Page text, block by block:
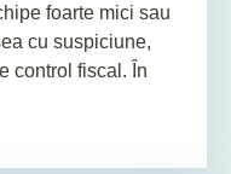
foarte mici sau
cu suspiciune,
control fiscal. În